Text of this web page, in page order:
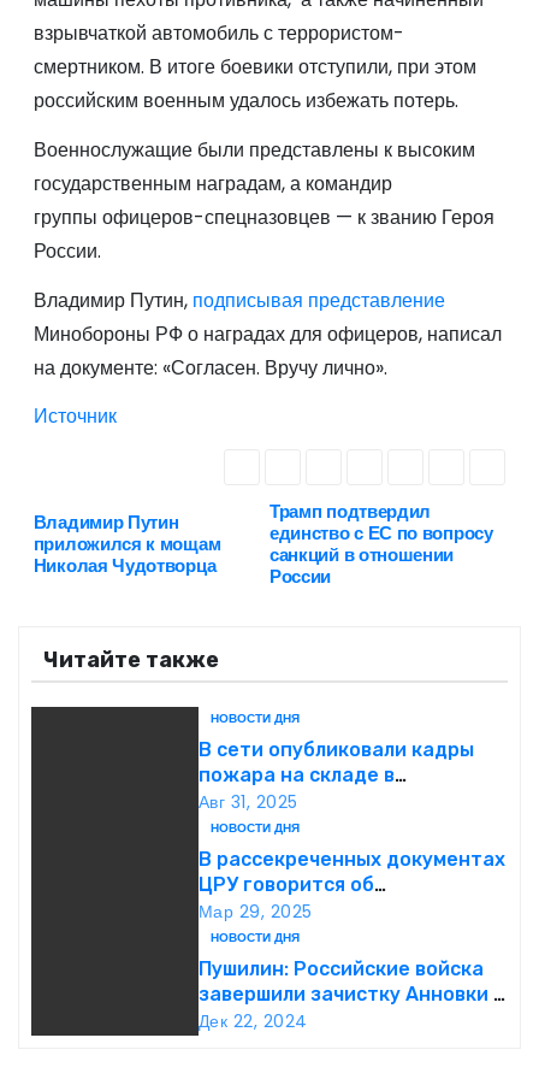
взрывчаткой автомобиль с террористом-
смертником. В итоге боевики отступили, при этом
российским военным удалось избежать потерь.
Военнослужащие были представлены к высоким
государственным наградам, а командир
группы офицеров-спецназовцев — к званию Героя
России.
Владимир Путин, подписывая представление
Минобороны РФ о наградах для офицеров, написал
на документе: «Согласен. Вручу лично».
Источник
Н
а
и
о
Трамп подтвердил
единство с ЕС по вопросу
санкций в отношении
России
Владимир Путин
приложился к мощам
Николая Чудотворца
Читайте также
НОВОСТИ ДНЯ
В сети опубликовали кадры
пожара на складе в
подмосковной Балашихе
Авг 31, 2025
НОВОСТИ ДНЯ
В рассекреченных документах
ЦРУ говорится об
«обнаружении» Ковчега
Завета
Мар 29, 2025
НОВОСТИ ДНЯ
Пушилин: Российские войска
завершили зачистку Анновки в
ДНР
Дек 22, 2024